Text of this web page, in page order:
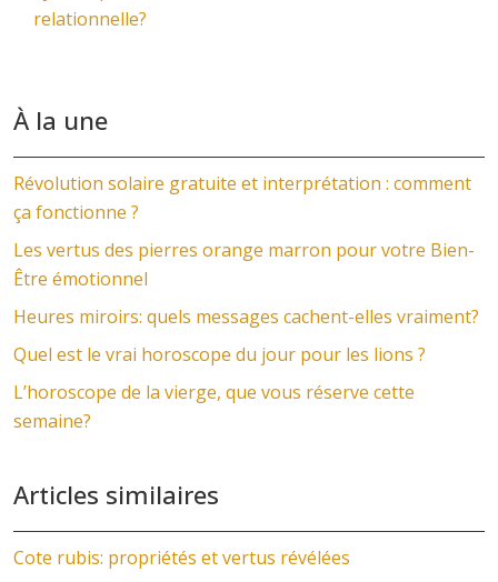
relationnelle?
À la une
Révolution solaire gratuite et interprétation : comment
ça fonctionne ?
Les vertus des pierres orange marron pour votre Bien-
Être émotionnel
Heures miroirs: quels messages cachent-elles vraiment?
Quel est le vrai horoscope du jour pour les lions ?
L’horoscope de la vierge, que vous réserve cette
semaine?
Articles similaires
Cote rubis: propriétés et vertus révélées